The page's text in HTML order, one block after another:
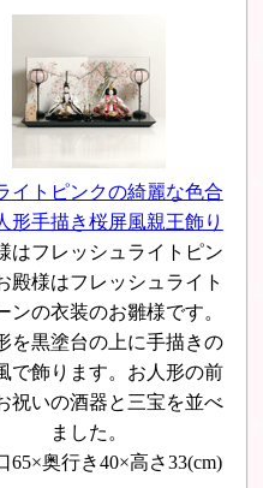
イトピンクの綺麗な色合
形手描き桜屏風親王飾り
はフレッシュライトピン
殿様はフレッシュライト
ンの衣装のお雛様です。
を黒塗台の上に手描きの
で飾ります。お人形の前
祝いの酒器と三宝を並べ
ました。
65×奥行き40×高さ33(cm)